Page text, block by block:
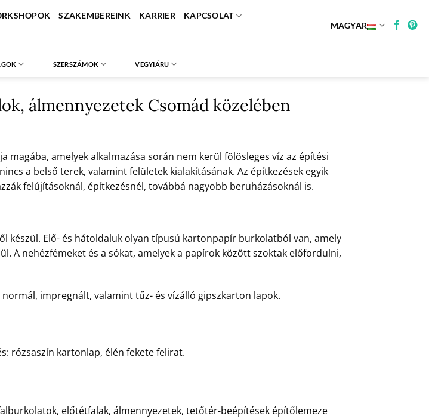
SZAKEMBEREINK KARRIER KAPCSOLAT
MAGYAR
SZERSZÁMOK VEGYIÁRU
álmennyezetek Csomád közelében
amelyek alkalmazása során nem kerül fölösleges víz az építési
a belső terek, valamint felületek kialakításának. Az építkezések egyik
felújításoknál, építkezésnél, továbbá nagyobb beruházásoknál is.
készül. Elő- és hátoldaluk olyan típusú kartonpapír burkolatból van, amely
A nehézfémeket és a sókat, amelyek a papírok között szoktak előfordulni,
impregnált, valamint tűz- és vízálló gipszkarton lapok.
rózsaszín kartonlap, élén fekete felirat.
előtétfalak, álmennyezetek, tetőtér-beépítések építőlemeze